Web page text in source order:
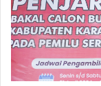
PDIP
-
Usung
Bakal
Calon
Bupati